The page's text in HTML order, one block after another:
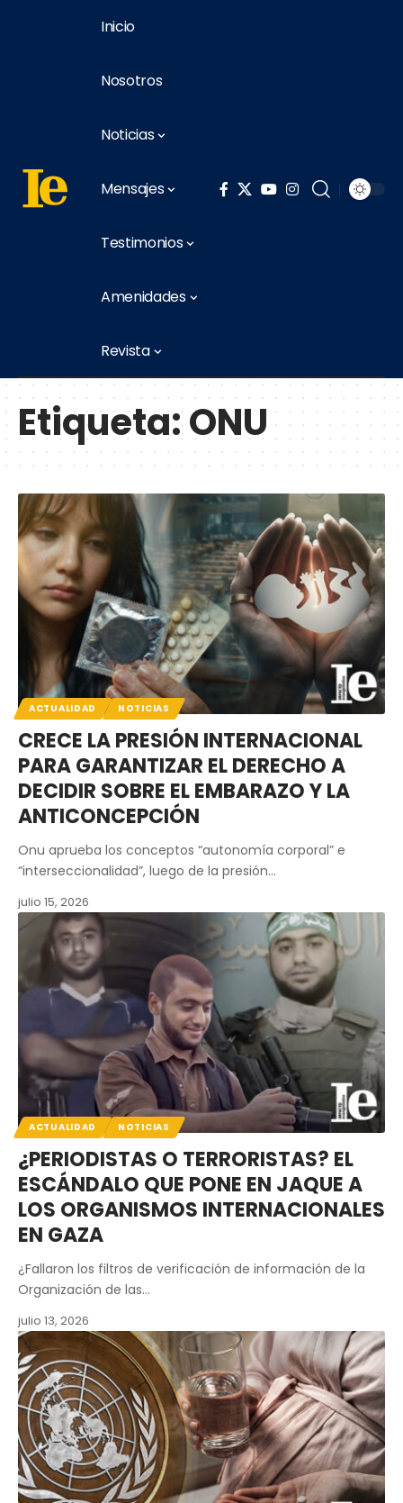
Inicio
Nosotros
Noticias
Mensajes
Testimonios
Amenidades
Revista
Etiqueta:ONU
ACTUALIDAD NOTICIAS
CRECE LA PRESIÓN INTERNACIONAL
PARA GARANTIZAR EL DERECHO A
DECIDIR SOBRE EL EMBARAZO Y LA
ANTICONCEPCIÓN
Onu aprueba los conceptos “autonomía corporal” e
“interseccionalidad”, luego de la presión…
julio 15, 2026
ACTUALIDAD NOTICIAS
¿PERIODISTAS O TERRORISTAS? EL
ESCÁNDALO QUE PONE EN JAQUE A
LOS ORGANISMOS INTERNACIONALES
EN GAZA
¿Fallaron los filtros de verificación de información de la
Organización de las…
julio 13, 2026